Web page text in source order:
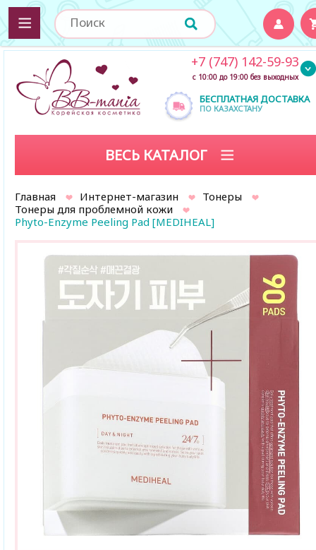
БЕСПЛАТНАЯ ДОСТАВКА
ПО КАЗАХСТАНУ
+7 (747) 142-59-93
с 10:00 до 19:00 без выходных
ВЕСЬ КАТАЛОГ
Главная Интернет-магазин
Тонеры
Тонеры для проблемной кожи
Phyto-Enzyme Peeling Pad [MEDIHEAL]